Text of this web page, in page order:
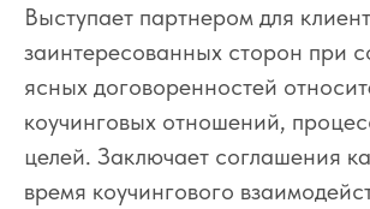
Выступает партнером для
заинтересованных сторон при
ясных договоренностей
коучинговых отношений,
целей. Заключает соглашения
время коучингового